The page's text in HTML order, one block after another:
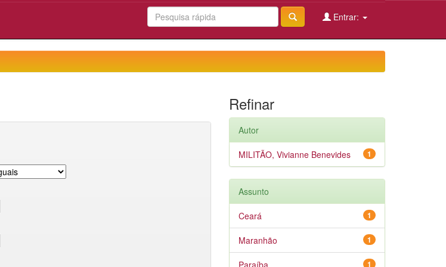
Entrar:
Refinar
Autor
1
MILITÃO, Vivianne Benevides
Assunto
1
Ceará
1
Maranhão
1
Paraíba